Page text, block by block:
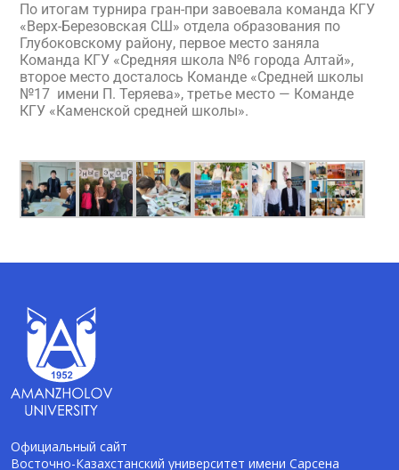
По итогам турнира гран-при завоевала команда КГУ
«Верх-Березовская СШ» отдела образования по
Глубоковскому району, первое место заняла
Команда КГУ «Средняя школа №6 города Алтай»,
второе место досталось Команде «Средней школы
№17 имени П. Теряева», третье место — Команде
КГУ «Каменской средней школы».
Официальный сайт
Восточно-Казахстанский университет имени Сарсена